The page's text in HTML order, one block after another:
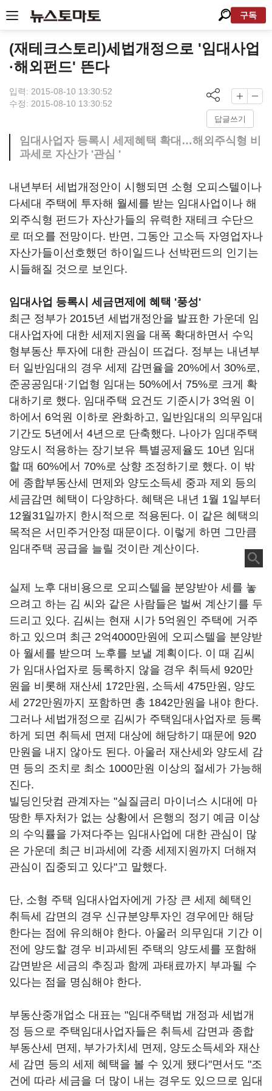
구독
(재테크스토리)세법개정으로 '임대사업
·해외펀드' 뜬다
입력: 2015-08-10 13:30:52
수정: 2015-08-10 13:30:52
답글쓰기
임대사업자 등록시 세제혜택 확대…해외주식형 비
과세로 자산가 '관심 '
내년부터 세법개정안이 시행되면 소형 오피스텔이나
다세대 주택에 투자해 월세를 받는 임대사업이나 해
외주식형 펀드가 자산가들의 유력한 재테크 수단으
로 떠오를 전망이다. 반면, 그동안 고소득 자영업자나
자산가들이선호했던 하이일드나 선박펀드의 인기는
시들해질 것으로 보인다.
임대사업 등록시 세금면제에 혜택 '풍성'
최근 정부가 2015년 세법개정안을 발표한 가운데 임
대사업자에 대한 세제지원을 대폭 확대하면서 수익
형부동산 투자에 대한 관심이 뜨겁다. 정부는 내년부
터 일반임대의 경우 세제 감면율을 20%에서 30%로,
준공공임대·기업형 임대는 50%에서 75%로 크게 확
대하기로 했다. 임대주택 요건도 기준시가 3억원 이
하에서 6억원 이하로 완화하고, 일반임대의 의무임대
기간도 5년에서 4년으로 단축했다. 나아가 임대주택
양도시 적용하는 장기보유 특별공제율도 10년 임대
할 때 60%에서 70%로 상향 조정하기로 했다. 이 밖
에 종합부동산세 면제와 양도소득세 중과 제외 등의
세금감면 혜택이 다양하다. 혜택은 내년 1월 1일부터
12월31일까지 한시적으로 적용된다. 이 같은 혜택의
목적은 서민주거안정 때문이다. 이렇게 하면 그만큼
임대주택 공급을 늘릴 것이란 계산이다.
실제 노후 대비용으로 오피스텔을 분양받아 세를 놓
으려고 하는 김 씨와 같은 사람들은 벌써 계산기를 두
드리고 있다. 김씨는 현재 시가 5억원인 주택에 거주
하고 있으며 최근 2억4000만원에 오피스텔을 분양받
아 월세를 받으며 노후를 보낼 계획이다. 이 때 김씨
가 임대사업자로 등록하지 않을 경우 취득세 920만
원을 비롯해 재산세 172만원, 소득세 475만원, 양도
세 272만원까지 포함하면 총 1842만원을 내야 한다.
그러나 세법개정으로 김씨가 주택임대사업자로 등록
하게 되면 취득세 면제 대상에 해당하기 때문에 920
만원을 내지 않아도 된다. 아울러 재산세와 양도세 감
면 등의 조치로 최소 1000만원 이상의 절세가 가능해
진다.
빌딩인닷컴 관계자는 "실질금리 마이너스 시대에 마
땅한 투자처가 없는 상황에서 은행의 정기 예금 이상
의 수익률을 가져다주는 임대사업에 대한 관심이 많
은 가운데 최근 비과세에 각종 세제지원까지 더해져
관심이 집중되고 있다"고 말했다.
단, 소형 주택 임대사업자에게 가장 큰 세제 혜택인
취득세 감면의 경우 신규분양투자인 경우에만 해당
한다는 점에 유의해야 한다. 아울러 의무임대 기간 이
전에 양도할 경우 비과세된 주택의 양도세를 포함해
감면받은 세금의 추징과 함께 과태료까지 부과될 수
있다는 점을 명심해야 한다.
부동산중개업소 대표는 "임대주택법 개정과 세법개
정 등으로 주택임대사업자들은 취득세 감면과 종합
부동산세 면제, 부가가치세 면제, 양도소득세와 재산
세 감면 등의 세제 혜택을 볼 수 있게 됐다"면서도 "조
건에 따라 세금을 더 많이 내는 경우도 있으므로 임대